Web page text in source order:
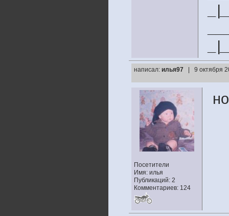
написал: илья97 | 9 октября
Посетители
Имя: илья
Публикаций: 2
Комментариев: 124